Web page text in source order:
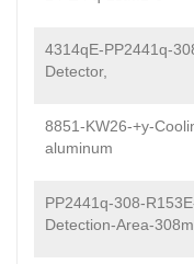
4314qE-PP2441q-
Detector,
8851-KW26-+y-
aluminum
PP2441q-308-
Detection-Area-